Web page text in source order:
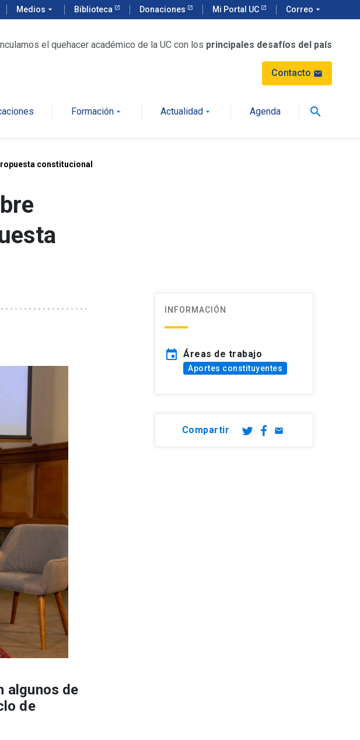
Medios arrow_drop_down Biblioteca Donaciones Mi Portal UC Correo arrow_drop_down
el quehacer académico de la UC con los principales desafíos del país
Contacto mail
Formaciónarrow_drop_down Actualidad arrow_drop_down Agenda search
constitucional
algunos de
de
INFORMACIÓN
event Áreas de trabajo
Aportes constituyentes
Compartir email